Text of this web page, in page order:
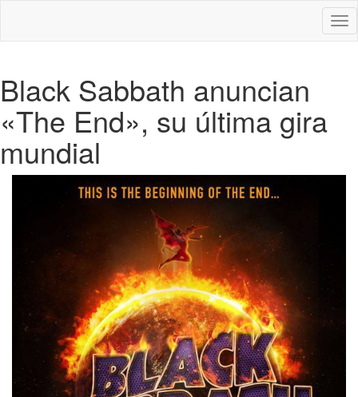
Black Sabbath anuncian
«The End», su última gira
mundial